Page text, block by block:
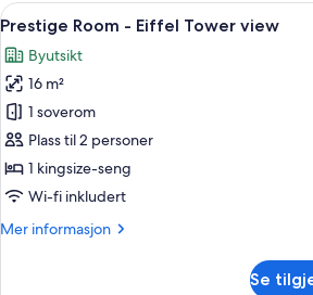
Åpne
alle
bildene
av
Prestige
Room
-
Eiffel
view
Prestige
4
Prestige Room - Eiffel Tower view
Byutsikt
16 m²
1 soverom
Plass til 2 personer
1 kingsize-seng
Wi-fi inkludert
Mer informasjon
Mer
Se